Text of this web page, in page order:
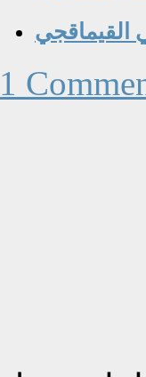
القيماقجي
1